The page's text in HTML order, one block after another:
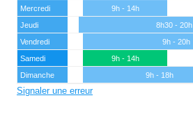
Mercredi
9h - 14h
Jeudi
8h30 - 20h
Vendredi
9h - 20h
Samedi
9h - 14h
Dimanche
9h - 18h
Signaler une erreur